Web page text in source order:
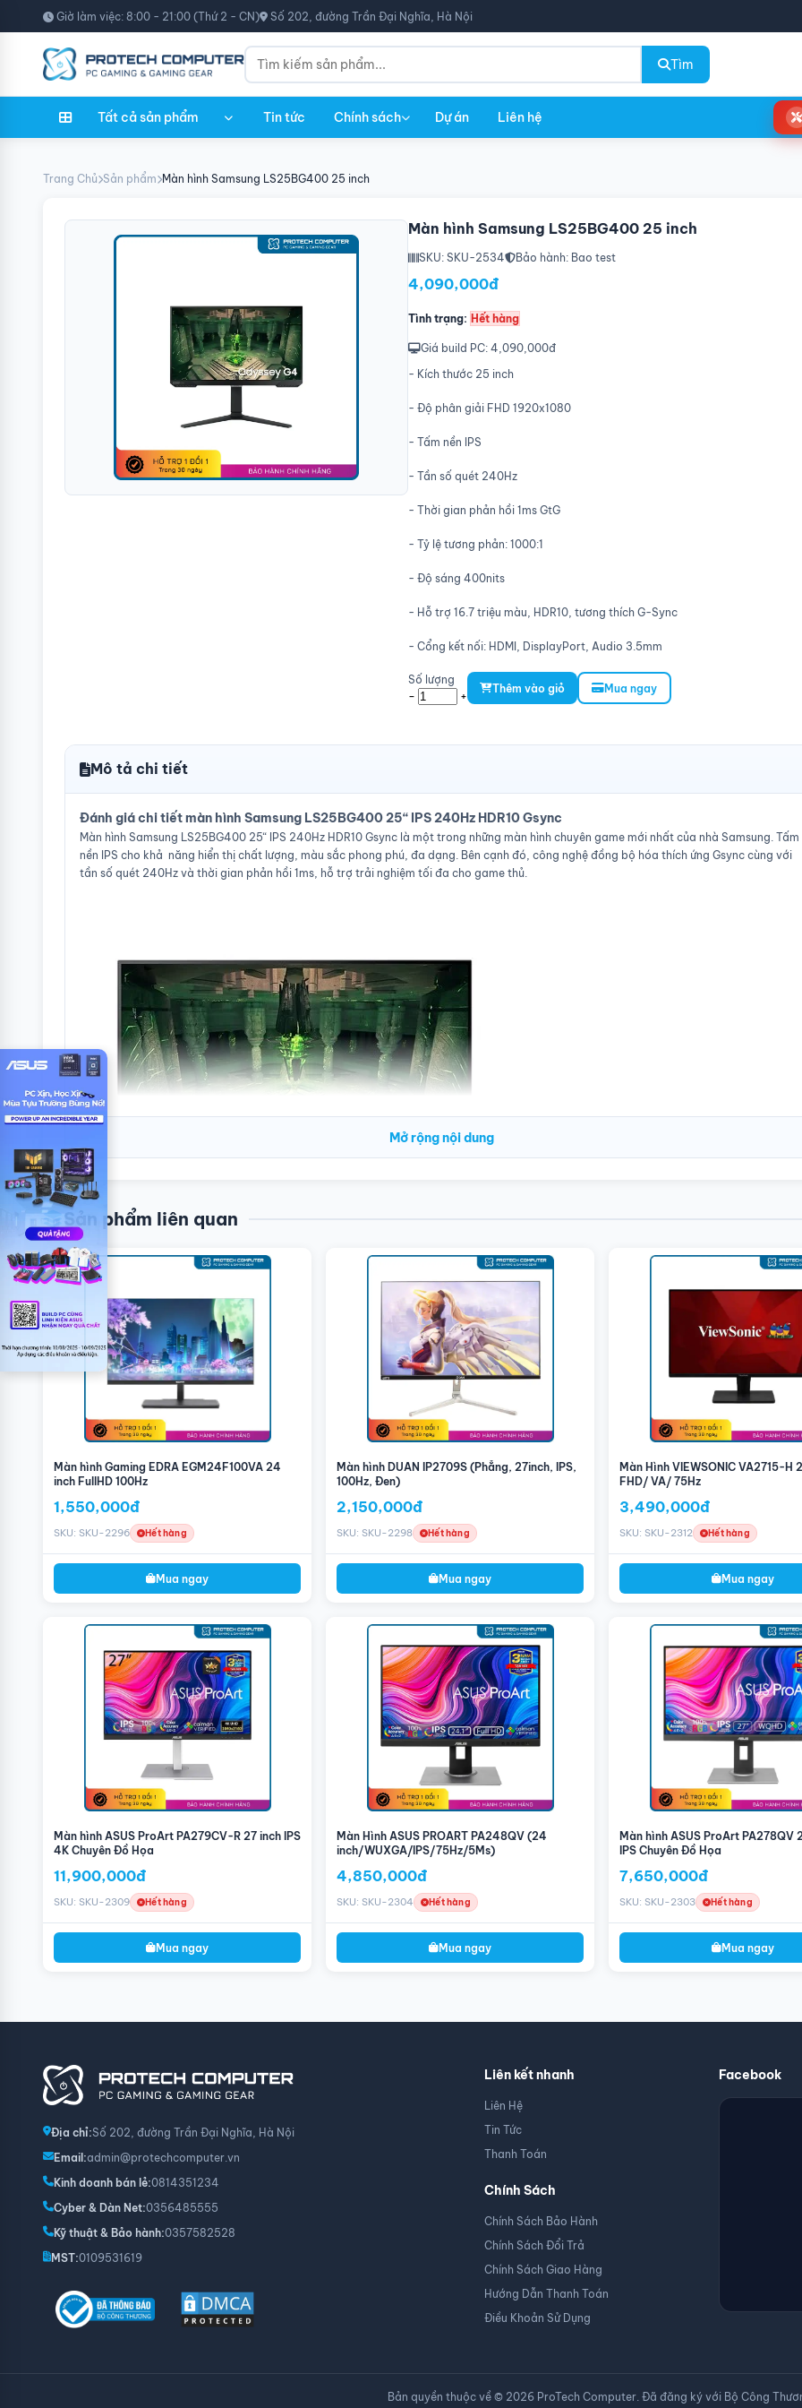
Giờ làm việc: 8:00 - 21:00 (Thứ 2 - CN) Số 202, đường Trần Đại Nghĩa, Hà Nội
Tìm
Tất cả sản phẩm Tin tức Chính sách Dự án Liên hệ
Trang Chủ Sản phẩm Màn hình Samsung LS25BG400 25 inch
Màn hình Samsung LS25BG400 25 inch
SKU: SKU-2534 Bảo hành: Bao test
4,090,000đ
Tình trạng: Hết hàng
Giá build PC: 4,090,000đ
- Kích thước 25 inch
- Độ phân giải FHD 1920x1080
- Tấm nền IPS
- Tần số quét 240Hz
- Thời gian phản hồi 1ms GtG
- Tỷ lệ tương phản: 1000:1
- Độ sáng 400nits
- Hỗ trợ 16.7 triệu màu, HDR10, tương thích G-Sync
- Cổng kết nối: HDMI, DisplayPort, Audio 3.5mm
Số lượng
- +
Thêm vào giỏ Mua ngay
Mô tả chi tiết
Đánh giá chi tiết màn hình Samsung LS25BG400 25“ IPS 240Hz HDR10 Gsync
Màn hình Samsung LS25BG400 25“ IPS 240Hz HDR10 Gsync là một trong những màn hình chuyên game mới nhất của nhà Samsung. Tấm
nền IPS cho khả năng hiển thị chất lượng, màu sắc phong phú, đa dạng. Bên cạnh đó, công nghệ đồng bộ hóa thích ứng Gsync cùng với
tần số quét 240Hz và thời gian phản hồi 1ms, hỗ trợ trải nghiệm tối đa cho game thủ.
Samsung LS25BG400 cho khả năng hiển thị chân thật
Màn hình Samsung LS25BG400 sở hữu kích thước màn hình 25 inch gọn gàng, độ phân giải Full HD dưới tấm nền IPS chất lượng mang
đến chất lượng hiển thị cùng trải nghiệm chơi game vượt bậc. Màn hình cung cấp khả năng tái tạo hình ảnh chất lượng, góc nhìn 178 độ
rộng rãi, bao quát và sắc nét đến từ mọi góc nhìn. Với mật độ hiển thị cao hơn cùng độ sâu hình ảnh chuẩn hơn, game thủ sẽ có được cảm
giác chân thật như thể chính bản thân họ đang đắm chìm vào những trận game.
Thời gian phản hồi và tần số quét cao
Với một màn hình chuyên game, thời gian phản hồi và tần số quét chính là linh hồn của sản phẩm. Samsung LS25BG400 được trang bị
dàng đón đầu mọi hành động của đối thủ nhờ vào thời gian phản hồi 1ms.
Để mang đến trải nghiệm chơi game “smooth like butter”, Samsung LS25BG400 được tích hợp công nghệ đồng bộ hóa thích ứng G sync,
giúp đồng bộ tốc độ GPU với tốc độ khung hình để loại bỏ hiện tượng xé, rách màn hình gây khó chịu cho người dùng. Những tựa game
chuyển động nhanh, chuyển cảnh phức tạp cũng không làm khó được màn hình gaming Samsung nhờ vào sức mạnh của AMD Freesync
Mở rộng nội dung
Sản phẩm liên quan
Màn hình Gaming EDRA EGM24F100VA 24
inch FullHD 100Hz
1,550,000đ
SKU: SKU-2296 Hết hàng
Mua ngay
Màn hình DUAN IP2709S (Phẳng, 27inch, IPS,
100Hz, Đen)
2,150,000đ
SKU: SKU-2298 Hết hàng
Mua ngay
Màn Hình VIEWSONIC VA2715-H
FHD/ VA/ 75Hz
3,490,000đ
SKU: SKU-2312 Hết hàng
Mua ngay
Màn hình ASUS ProArt PA279CV-R 27 inch IPS
4K Chuyên Đồ Họa
11,900,000đ
SKU: SKU-2309 Hết hàng
Mua ngay
Màn Hình ASUS PROART PA248QV (24
inch/WUXGA/IPS/75Hz/5Ms)
4,850,000đ
SKU: SKU-2304 Hết hàng
Mua ngay
Màn hình ASUS ProArt PA278QV
IPS Chuyên Đồ Họa
7,650,000đ
SKU: SKU-2303 Hết hàng
Mua ngay
Địa chỉ:Số 202, đường Trần Đại Nghĩa, Hà Nội
Email:admin@protechcomputer.vn
Kinh doanh bán lẻ:0814351234
Cyber & Dàn Net:0356485555
Kỹ thuật & Bảo hành:0357582528
MST:0109531619
Liên kết nhanh
Liên Hệ
Tin Tức
Thanh Toán
Chính Sách
Chính Sách Bảo Hành
Chính Sách Đổi Trả
Chính Sách Giao Hàng
Hướng Dẫn Thanh Toán
Điều Khoản Sử Dụng
Facebook
Bản quyền thuộc về © 2026 ProTech Computer. Đã đăng ký với Bộ Công